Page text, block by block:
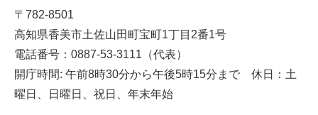
〒782-8501
高知県香美市土佐山田町宝町1丁目2番1号
電話番号：0887-53-3111（代表）
開庁時間: 午前8時30分から午後5時15分まで 休日：土
曜日、日曜日、祝日、年末年始